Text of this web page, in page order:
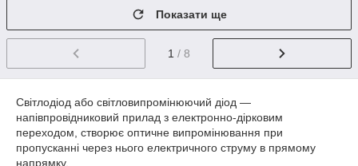
Показати ще
1 / 8
Світлодіод або світловипромінюючий діод —
напівпровідниковий прилад з електронно-дірковим
переходом, створює оптичне випромінювання при
пропусканні через нього електричного струму в прямому
напрямку.